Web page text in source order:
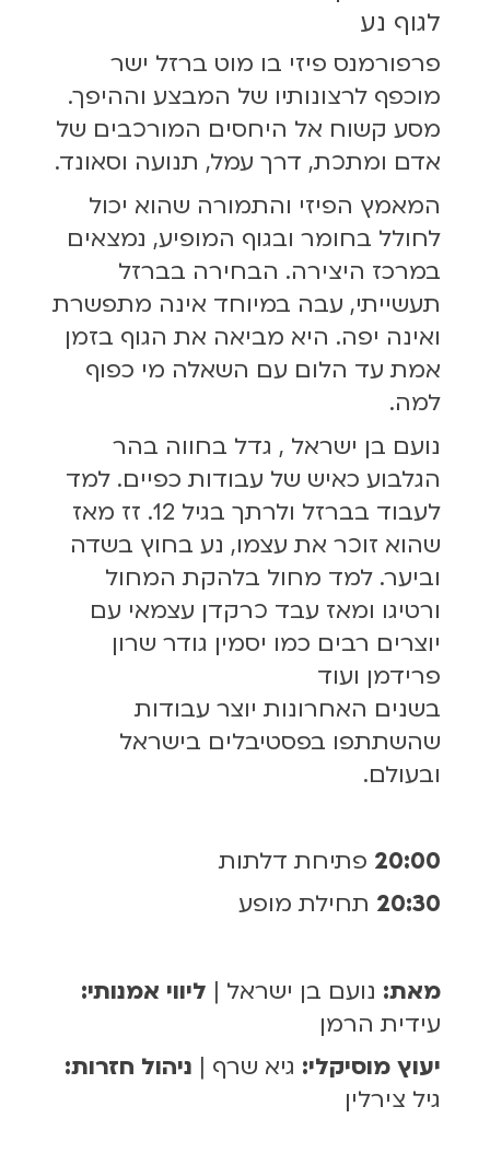
לגוף נע
פרפורמנס פיזי בו מוט ברזל ישר
מוכפף לרצונותיו של המבצע וההיפך.
מסע קשוח אל היחסים המורכבים של
אדם ומתכת, דרך עמל, תנועה וסאונד.
המאמץ הפיזי והתמורה שהוא יכול
לחולל בחומר ובגוף המופיע, נמצאים
במרכז היצירה. הבחירה בברזל
תעשייתי, עבה במיוחד אינה מתפשרת
ואינה יפה. היא מביאה את הגוף בזמן
אמת עד הלום עם השאלה מי כפוף
למה.
נועם בן ישראל , גדל בחווה בהר
הגלבוע כאיש של עבודות כפיים. למד
לעבוד בברזל ולרתך בגיל 12. זז מאז
שהוא זוכר את עצמו, נע בחוץ בשדה
וביער. למד מחול בלהקת המחול
ורטיגו ומאז עבד כרקדן עצמאי עם
יוצרים רבים כמו יסמין גודר שרון
פרידמן ועוד
בשנים האחרונות יוצר עבודות
שהשתתפו בפסטיבלים בישראל
ובעולם.
20:00 פתיחת דלתות
20:30 תחילת מופע
מאת: נועם בן ישראל | ליווי אמנותי:
עידית הרמן
יעוץ מוסיקלי: גיא שרף | ניהול חזרות:
גיל צירלין